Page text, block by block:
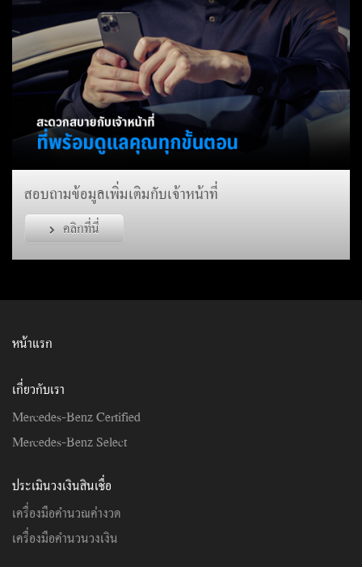
สอบถามข้อมูลเพิ่มเติมกับเจ้าหน้าที่
คลิกที่นี่
หน้าแรก
เกี่ยวกับเรา
Mercedes-Benz Certified
Mercedes-Benz Select
ประเมินวงเงินสินเชื่อ
เครื่องมือคำนวณค่างวด
เครื่องมือคำนวนวงเงิน